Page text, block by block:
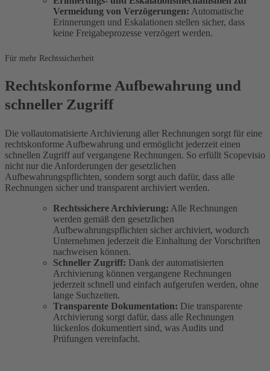
Vermeidung von Verzögerungen: Automatische
Erinnerungen und Eskalationen stellen sicher, dass
keine Freigabeprozesse verzögert werden.
Für mehr Rechtssicherheit
Rechtskonforme Aufbewahrung und
schneller Zugriff
Die vollautomatisierte Archivierung aller Rechnungen sorgt für eine
rechtskonforme Aufbewahrung und ermöglicht jederzeit einen
schnellen Zugriff auf vergangene Rechnungen. So erfüllt Scopevisio
nicht nur die Anforderungen der gesetzlichen
Aufbewahrungspflichten, sondern sorgt auch dafür, dass alle
Rechnungen sicher und transparent archiviert werden.
Rechtssichere Archivierung: Alle Rechnungen
werden gemäß den gesetzlichen
Aufbewahrungspflichten sicher archiviert, wodurch
Unternehmen jederzeit die Einhaltung der Vorschriften
nachweisen können.
Schneller Zugriff: Dank der automatisierten
Archivierung können vergangene Rechnungen
jederzeit schnell und einfach aufgerufen werden, ohne
lange Suchzeiten.
Transparente Dokumentation: Die transparente
Archivierung sorgt dafür, dass alle Rechnungen
lückenlos dokumentiert sind, was Audits und
Prüfungen vereinfacht.